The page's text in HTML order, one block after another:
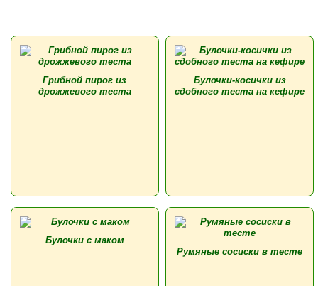
Грибной пирог из
дрожжевого теста
Булочки-косички из
сдобного теста на кефире
Булочки с маком
Румяные сосиски в тесте